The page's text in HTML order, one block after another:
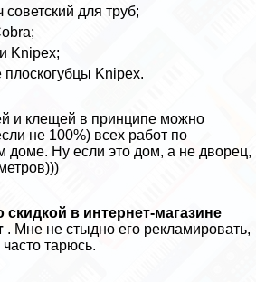
для труб;
Knipex;
Knipex.
и клещей в принципе можно
не 100%) всех работ по
доме. Ну если это дом, а не дворец,
скидкой в интернет-магазине
. Мне не стыдно его рекламировать,
тарюсь.